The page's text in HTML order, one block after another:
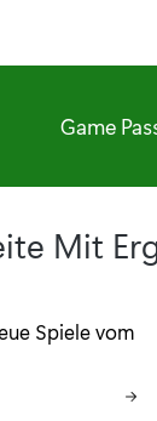
Game
Mit
Spiele vom